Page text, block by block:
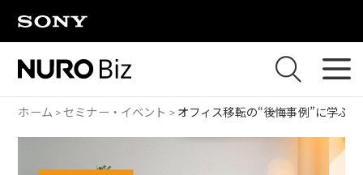
ホーム セミナー・イベント オフィス移転の“後悔事例”に学ぶ！